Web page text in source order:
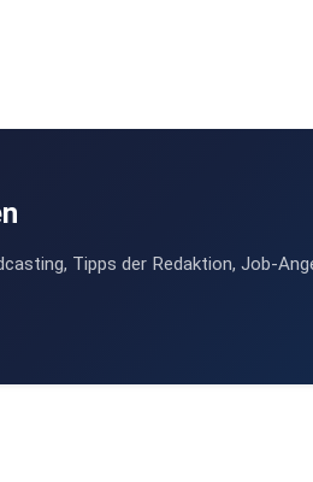
Tipps der Redaktion, Job-